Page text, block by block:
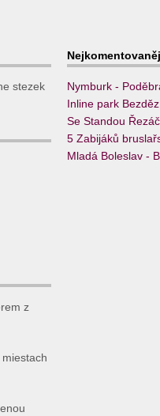
stezek
z
Nymburk -
Inline park Bezděz
Se Standou
5 Zabijáků
Mladá Boleslav -